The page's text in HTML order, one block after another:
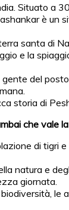
Situato a
è
santa di
e la
del
storia di
che vale
di tigri
natura e
giornata.
le